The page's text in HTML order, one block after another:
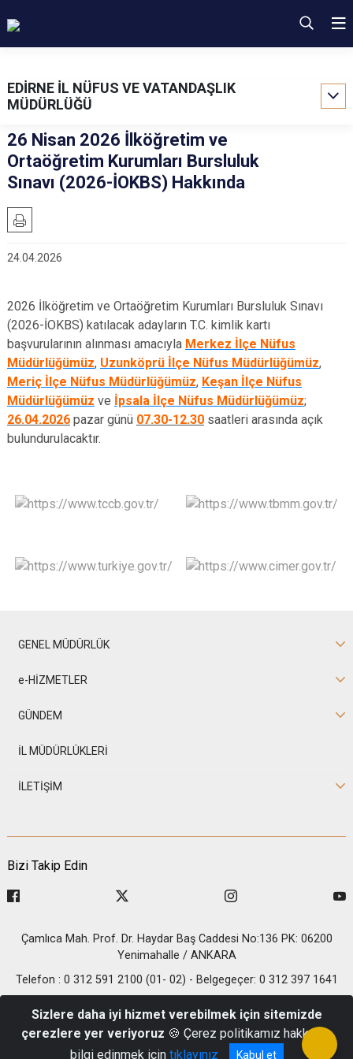
EDİRNE İL NÜFUS VE VATANDAŞLIK
MÜDÜRLÜĞÜ
26 Nisan 2026 İlköğretim ve
Ortaöğretim Kurumları Bursluluk
Sınavı (2026-İOKBS) Hakkında
24.04.2026
2026 İlköğretim ve Ortaöğretim Kurumları Bursluluk Sınavı
(2026-İOKBS) katılacak adayların T.C. kimlik kartı
başvurularının alınması amacıyla Merkez İlçe Nüfus
Müdürlüğümüz, Uzunköprü İlçe Nüfus Müdürlüğümüz,
Meriç İlçe Nüfus Müdürlüğümüz, Keşan İlçe Nüfus
Müdürlüğümüz ve İpsala İlçe Nüfus Müdürlüğümüz;
26.04.2026 pazar günü 07.30-12.30 saatleri arasında açık
bulundurulacaktır.
GENEL MÜDÜRLÜK
e-HİZMETLER
GÜNDEM
İL MÜDÜRLÜKLERİ
İLETİŞİM
Bizi Takip Edin
Çamlıca Mah. Prof. Dr. Haydar Baş Caddesi No:136 PK: 06200
Yenimahalle / ANKARA
Telefon : 0 312 591 2100 (01- 02) - Belgegeçer: 0 312 397 1641
Genel Müdürlüğü
Sizlere daha iyi hizmet verebilmek için sitemizde
çerezlere yer veriyoruz 🍪 Çerez politikamız hakkında
bilgi edinmek için tıklayınız Kabul et